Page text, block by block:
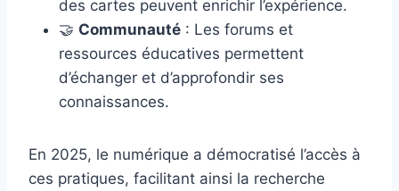
des cartes peuvent enrichir l’expérience.
🤝 Communauté : Les forums et
ressources éducatives permettent
d’échanger et d’approfondir ses
connaissances.
En 2025, le numérique a démocratisé l’accès à
ces pratiques, facilitant ainsi la recherche